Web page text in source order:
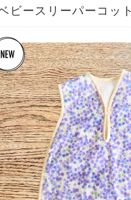
ビースリーパーコッ